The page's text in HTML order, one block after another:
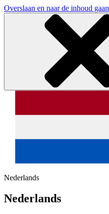
Overslaan en naar de inhoud gaan
Nederlands
Nederlands